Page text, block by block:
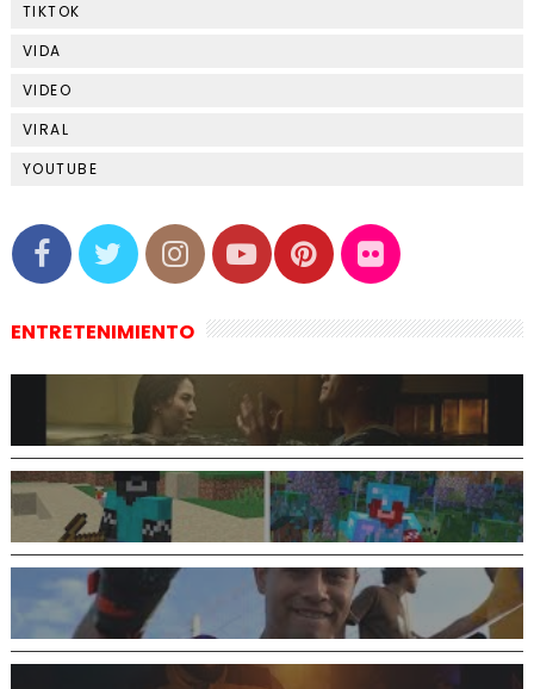
TIKTOK
VIDA
VIDEO
VIRAL
YOUTUBE
ENTRETENIMIENTO